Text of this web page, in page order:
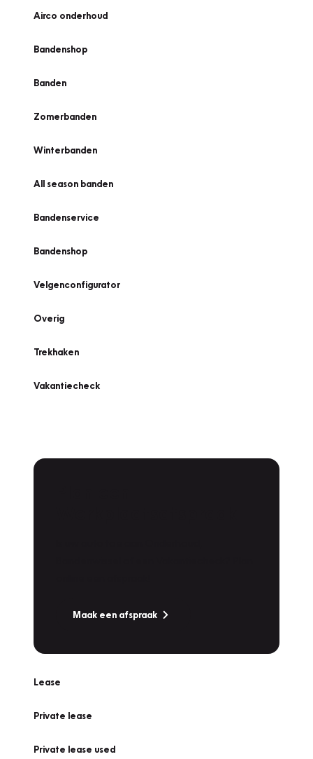
Airco onderhoud
Bandenshop
Banden
Zomerbanden
Winterbanden
All season banden
Bandenservice
Bandenshop
Velgenconfigurator
Overig
Trekhaken
Vakantiecheck
Maak een afspraak
Lease
Private lease
Private lease used